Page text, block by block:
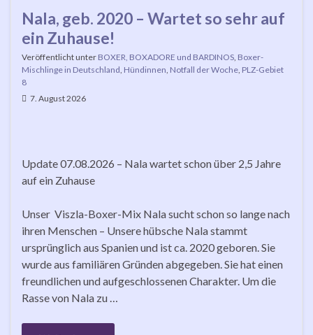
Nala, geb. 2020 – Wartet so sehr auf
ein Zuhause!
Veröffentlicht unter BOXER, BOXADORE und BARDINOS Boxer-
Mischlinge in Deutschland Hündinnen Notfall der Woche PLZ-Gebiet
8
7. August 2026
Update 07.08.2026 – Nala wartet schon über 2,5 Jahre
auf ein Zuhause
Unser Viszla-Boxer-Mix Nala sucht schon so lange nach
ihren Menschen – Unsere hübsche Nala stammt
ursprünglich aus Spanien und ist ca. 2020 geboren. Sie
wurde aus familiären Gründen abgegeben. Sie hat einen
freundlichen und aufgeschlossenen Charakter. Um die
Rasse von Nala zu …